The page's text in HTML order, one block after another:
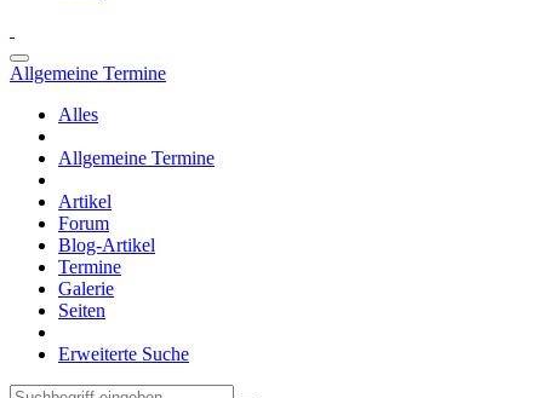
Allgemeine Termine
Alles
Allgemeine Termine
Artikel
Forum
Blog-Artikel
Termine
Galerie
Seiten
Erweiterte Suche